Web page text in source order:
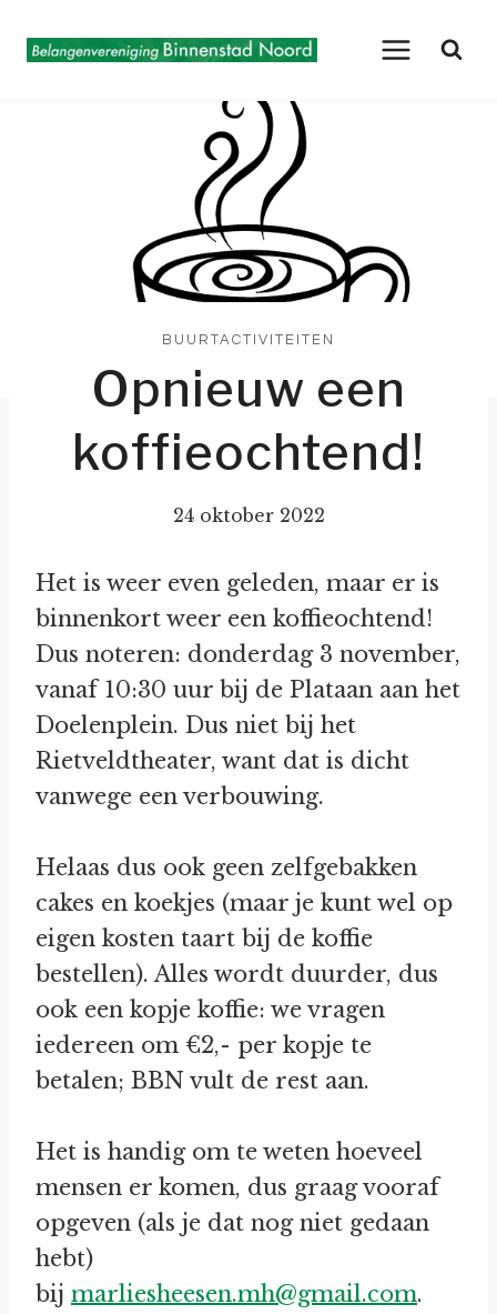
naar
BUURTACTIVITEITEN
Opnieuw een
koffieochtend!
24 oktober 2022
Het is weer even geleden, maar er is
binnenkort weer een koffieochtend!
Dus noteren: donderdag 3 november,
vanaf 10:30 uur bij de Plataan aan het
Doelenplein. Dus niet bij het
Rietveldtheater, want dat is dicht
vanwege een verbouwing.
Helaas dus ook geen zelfgebakken
cakes en koekjes (maar je kunt wel op
eigen kosten taart bij de koffie
bestellen). Alles wordt duurder, dus
ook een kopje koffie: we vragen
iedereen om €2,- per kopje te
betalen; BBN vult de rest aan.
Het is handig om te weten hoeveel
mensen er komen, dus graag vooraf
opgeven (als je dat nog niet gedaan
hebt)
bij marliesheesen.mh@gmail.com.